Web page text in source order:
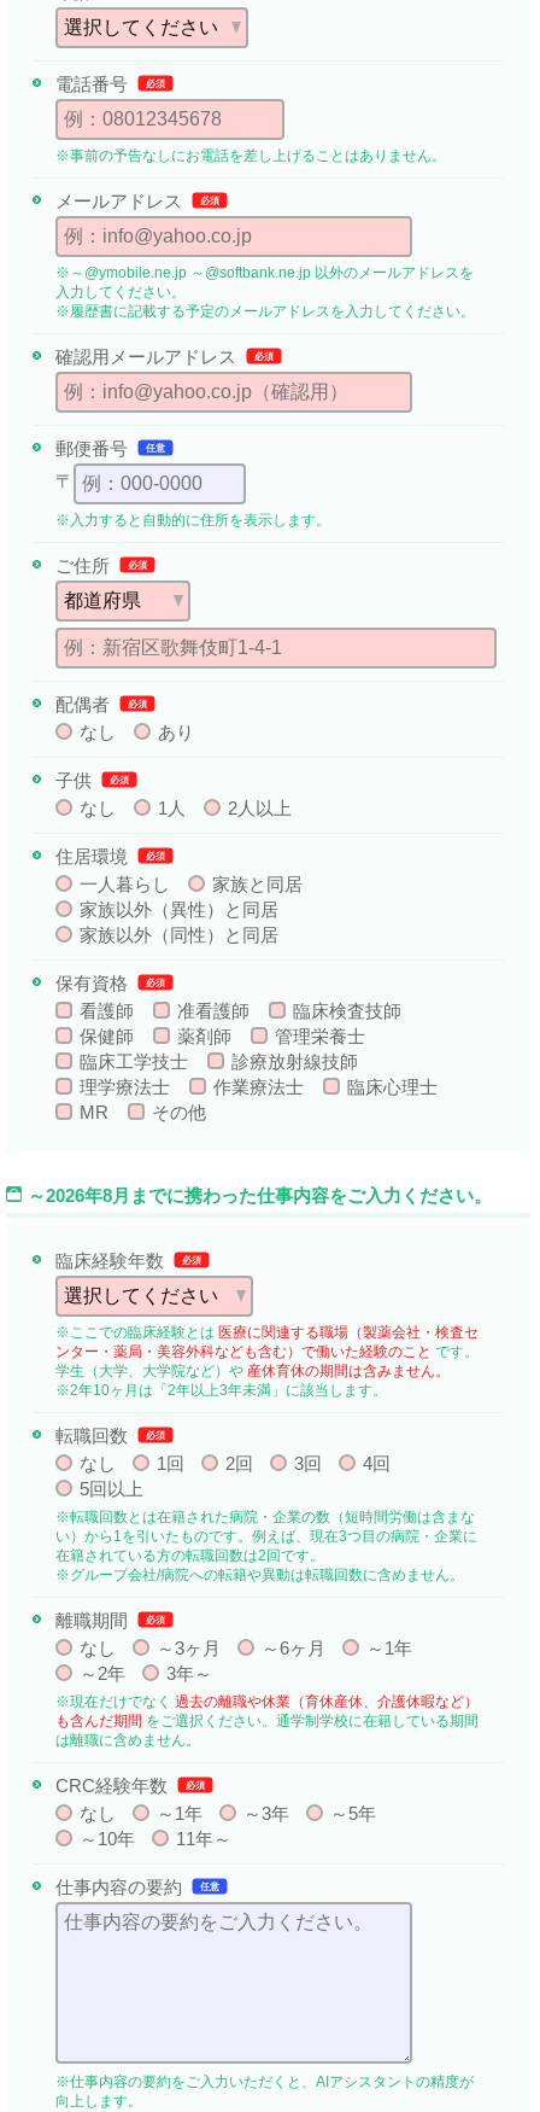
電話番号 必須
※事前の予告なしにお電話を差し上げることはありません。
メールアドレス 必須
※～@ymobile.ne.jp ～@softbank.ne.jp 以外のメールアドレスを
入力してください。
※履歴書に記載する予定のメールアドレスを入力してください。
確認用メールアドレス 必須
郵便番号 任意
〒
※入力すると自動的に住所を表示します。
ご住所 必須
配偶者 必須
なし あり
子供 必須
なし 1人 2人以上
住居環境 必須
一人暮らし
家族と同居
家族以外（異性）と同居
家族以外（同性）と同居
保有資格 必須
看護師 准看護師
臨床検査技師
保健師
薬剤師
管理栄養士
臨床工学技士
診療放射線技師
理学療法士
作業療法士
臨床心理士
MR
その他
～2026年8月までに携わった仕事内容をご入力ください。
臨床経験年数 必須
※ここでの臨床経験とは 医療に関連する職場（製薬会社・検査セ
ンター・薬局・美容外科なども含む）で働いた経験のこと です。
学生（大学、大学院など）や 産休育休の期間は含みません。
※2年10ヶ月は「2年以上3年未満」に該当します。
転職回数 必須
なし 1回 2回 3回
4回
5回以上
※転職回数とは在籍された病院・企業の数（短時間労働は含まな
い）から1を引いたものです。例えば、現在3つ目の病院・企業に
在籍されている方の転職回数は2回です。
※グループ会社/病院への転籍や異動は転職回数に含めません。
離職期間 必須
なし ～3ヶ月 ～6ヶ月
～1年
～2年
3年～
※現在だけでなく 過去の離職や休業（育休産休、介護休暇など）
も含んだ期間 をご選択ください。通学制学校に在籍している期間
は離職に含めません。
CRC経験年数 必須
なし ～1年 ～3年
～5年
～10年
11年～
仕事内容の要約 任意
※仕事内容の要約をご入力いただくと、AIアシスタントの精度が
向上します。